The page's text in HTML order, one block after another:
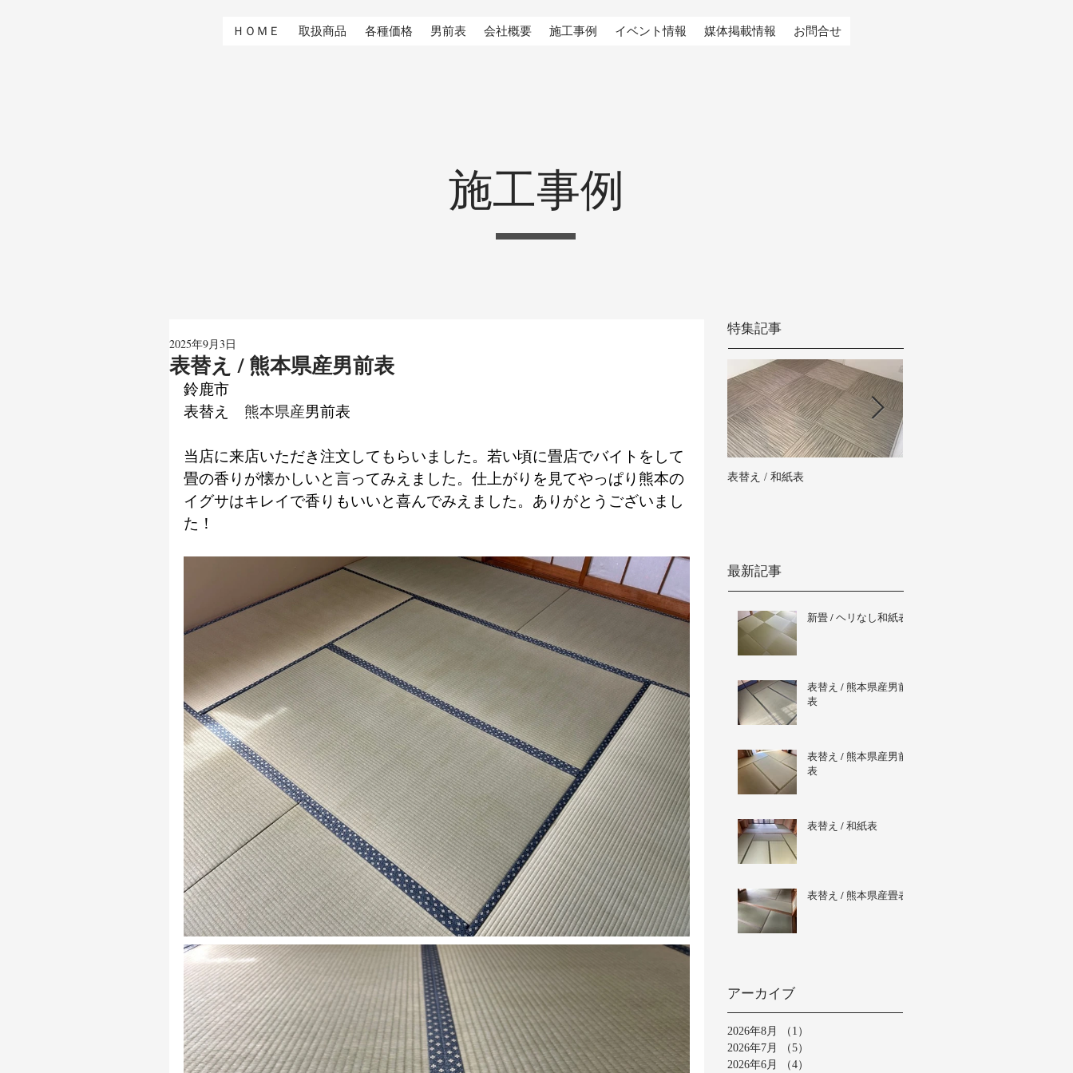
ＨＯＭＥ 取扱商品 各種価格 男前表 会社概要 施工事例 イベント情報 媒体掲載情報 お問合せ
施工事例
表替え / 熊本県産男前表
2025年9月3日
鈴鹿市
表替え
熊本県産男前表
当店に来店いただき注文してもらいました。若い頃に畳店でバイトをして
畳の香りが懐かしいと言ってみえました。仕上がりを見てやっぱり熊本の
イグサはキレイで香りもいいと喜んでみえました。ありがとうございまし
た！
特集記事
表替え / 和紙表
最新記事
新畳 / ヘリなし和紙表
表替え / 熊本県産男前
表
表替え / 熊本県産男前
表
表替え / 和紙表
表替え / 熊本県産畳表
アーカイブ
2026年8月 （1）
2026年7月
（5）
2026年6月
（4）